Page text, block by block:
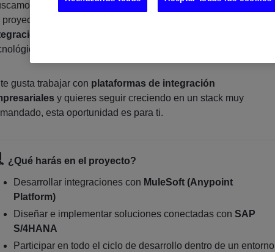
un/a
que quiera formar parte de
proyecto estable y de largo recorrido, trabajando en
críticas con SAP S/4HANA
sólido y exigente.
gusta trabajar con plataformas de integración
y quieres seguir creciendo en un stack muy
esta oportunidad es para ti.
¿Qué harás en el proyecto?
Desarrollar integraciones con MuleSoft (Anypoint
Platform)
Diseñar e implementar soluciones conectadas con SAP
S/4HANA
Participar en todo el ciclo de desarrollo dentro de un entorno